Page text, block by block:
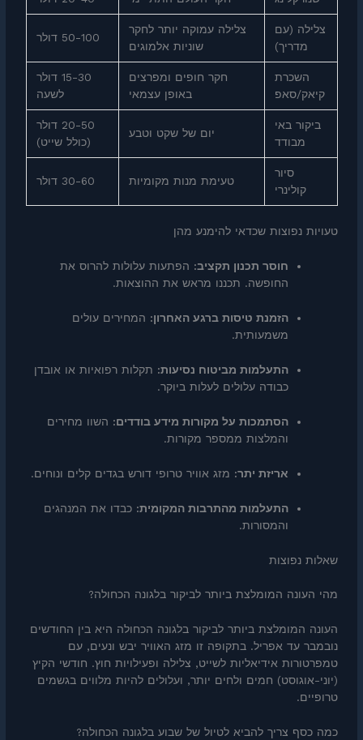
צלילה (עם
מדריך)
צלילה עמוקה יותר לחקר
שוניות אלמוגים
50-100 דולר
השכרת
קיאק/סאפ
חקר חופים ומפרצים
באופן עצמאי
15-30 דולר
לשעה
ביקור באי
מבודד
יום של שקט וטבע
20-50 דולר
(כולל שייט)
סיור
קולינרי
טעימת מנות מקומיות 30-60 דולר
טעויות נפוצות שכדאי להימנע מהן
חוסר תכנון תקציב: הפתעות עלולות להרוס את
החופשה. תכננו מראש את ההוצאות.
הזמנת טיסות ברגע האחרון: המחירים עולים
משמעותית.
התעלמות מביטוח נסיעות: תקלות רפואיות או אובדן
כבודה עלולים לעלות ביוקר.
הסתמכות על מקורות מידע בודדים: השוו מחירים
והמלצות ממספר מקורות.
אריזת יתר: מזג אוויר טרופי דורש בגדים קלים ונוחים.
התעלמות מהתרבות המקומית: כבדו את המנהגים
והמסורות.
שאלות נפוצות
מהי העונה המומלצת ביותר לביקור בלגונה הכחולה?
העונה המומלצת ביותר לביקור בלגונה הכחולה היא בין החודשים
נובמבר עד אפריל. בתקופה זו מזג האוויר יבש ונעים, עם
טמפרטורות אידיאליות לשייט, צלילה ופעילויות חוץ. חודשי הקיץ
(יוני-אוגוסט) חמים ולחים יותר, ועלולים להיות מלווים בגשמים
טרופיים.
כמה כסף צריך להביא לטיול של שבוע בלגונה הכחולה?